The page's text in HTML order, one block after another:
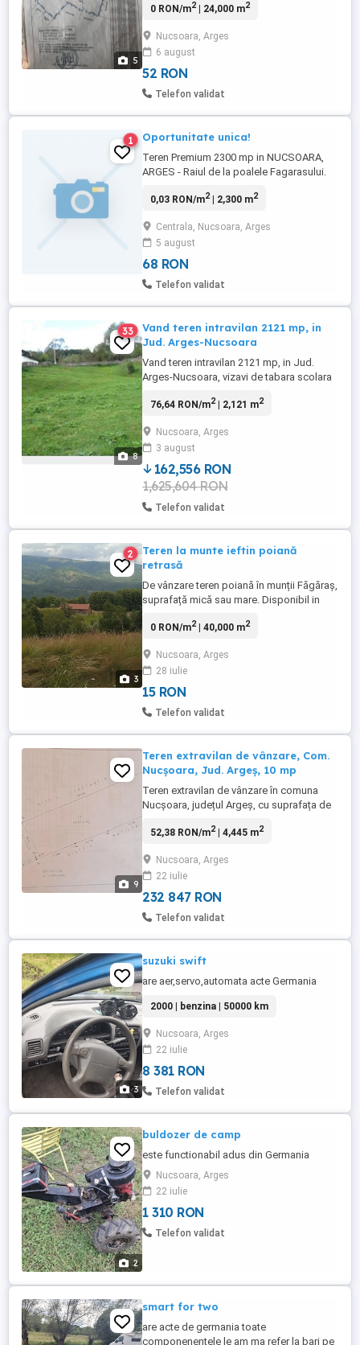
5
33m.p.,grajd-60m.p.,magazie-98m.p.-
și proiectata sa mai suporte 2 nivele de
constructie.Acestea se afla la strada
principala (Str.Factorului nr.22) cu acces la
0 RON/m2| 24,000 m2
Nucsoara, Arges
6 august
52 RON
Telefon validat
1 Oportunitate unica!
Teren Premium 2300 mp in NUCSOARA,
ARGES - Raiul de la poalele Fagarasului.
succes, o cabana de vacanta sau casa ta
tot ce ai nevoie pentru o investitie sigura si
profitabila. Suprafata generoasa de teren
cc (intravilan), ...
0,03 RON/m2| 2,300 m2
Centrala, Nucsoara, Arges
5 august
68 RON
Telefon validat
8
33
Vand teren intravilan 2121 mp, in
Jud. Arges-Nucsoara
Vand teren intravilan 2121 mp, in Jud.
Arges-Nucsoara, vizavi de tabara scolara
pretabil constructie. Utilitatile se afla la
76,64 RON/m2| 2,121 m2
Nucsoara, Arges
3 august
162,556 RON
1,625,604 RON
Telefon validat
3
2
Teren la munte ieftin poiană
retrasă
De vânzare teren poiană în munții Făgăraș,
suprafață mică sau mare. Disponibil in
prețul este de la 3 euro mp, iar cealaltă
la 5 euro mp. Suprafață poiană 40.0000
mp
0 RON/m2| 40,000 m2
Nucsoara, Arges
28 iulie
15 RON
Telefon validat
9
Teren extravilan de vânzare, Com.
Nucșoara, Jud. Argeș, 10 mp
Teren extravilan de vânzare în comuna
Nucșoara, județul Argeș, cu suprafața de
acces facil și un peisaj deosebit, la
suprafață: 4.445,41 mp - teren extravilan -
acces prin drum de acces - curent electric
și apă în ...
52,38 RON/m2| 4,445 m2
Nucsoara, Arges
22 iulie
232 847 RON
Telefon validat
3
suzuki swift
are aer,servo,automata acte Germania
2000 | benzina | 50000 km
Nucsoara, Arges
22 iulie
8 381 RON
Telefon validat
2
buldozer de camp
este functionabil adus din Germania
Nucsoara, Arges
22 iulie
1 310 RON
Telefon validat
smart for two
are acte de germania toate
componenentele le am ma refer la bari pe